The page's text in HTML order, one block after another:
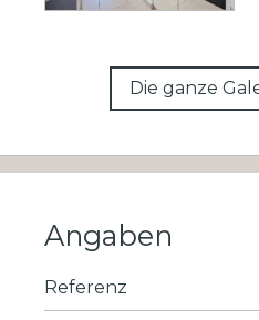
Die ganze
Angaben
Referenz